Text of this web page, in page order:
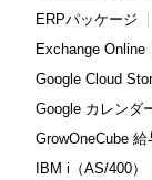
ERPパッケージ
Exchange Online
Google Cloud
Google カレンダ
GrowOneCube 給
IBM i（AS/400）